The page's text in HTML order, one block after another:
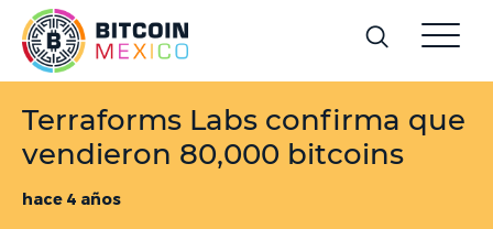
Terraforms Labs confirma que
vendieron 80,000 bitcoins
hace 4 años